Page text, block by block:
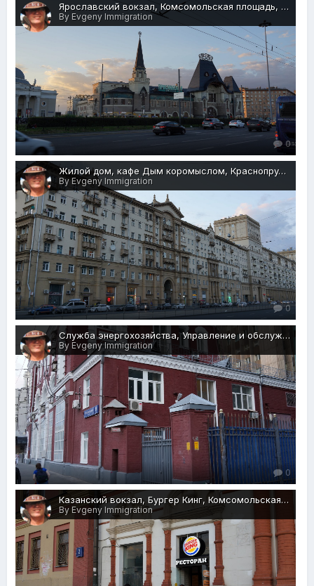
Ярославский вокзал, Комсомольская площадь, 5, Москва, 27.05.2018 г.JPG
By Evgeny Immigration
0
Жилой дом, кафе Дым коромыслом, Краснопрудная ул., 3-5,, Москва, 27.05.2018 г.JPG
By Evgeny Immigration
0
Служба энергохозяйства, Управление и обслуживание городского транспорта, Краснопрудная ул., 16с1, Москва, 27.05.2018 г.JPG
By Evgeny Immigration
0
Казанский вокзал, Бургер Кинг, Комсомольская площадь, 2А,, Москва, .JPG
By Evgeny Immigration